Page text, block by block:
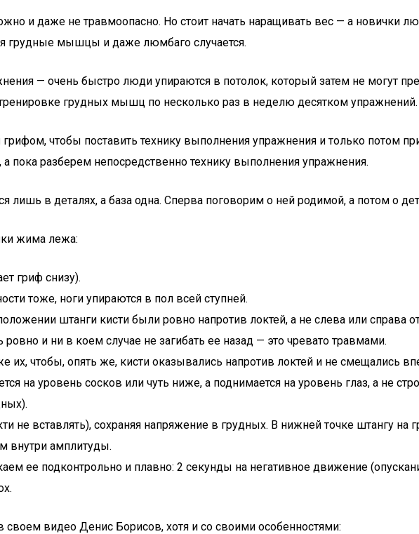
и даже не травмоопасно. Но стоит начать наращивать вес — а новички
грудные мышцы и даже люмбаго случается.
— очень быстро люди упираются в потолок, который затем не могут
грудных мышц по несколько раз в неделю десятком упражнений.
чтобы поставить технику выполнения упражнения и только потом
пока разберем непосредственно технику выполнения упражнения.
лишь в деталях, а база одна. Сперва поговорим о ней родимой, а потом о
жима лежа:
гриф снизу).
тоже, ноги упираются в пол всей ступней.
штанги кисти были ровно напротив локтей, а не слева или справа
и ни в коем случае не загибать ее назад — это чревато травмами.
их, чтобы, опять же, кисти оказывались напротив локтей и не смещались
на уровень сосков или чуть ниже, а поднимается на уровень глаз, а не
не вставлять), сохраняя напряжение в грудных. В нижней точке штангу на
внутри амплитуды.
ее подконтрольно и плавно: 2 секунды на негативное движение
видео Денис Борисов, хотя и со своими особенностями: